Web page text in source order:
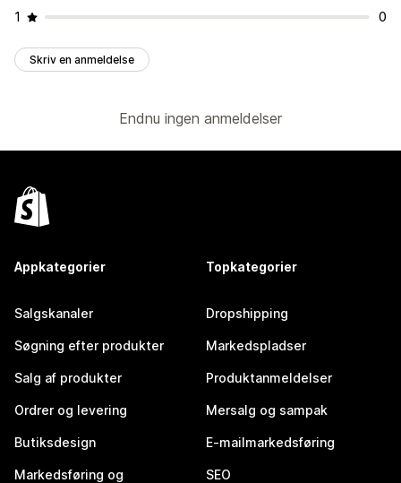
1
0
Skriv en anmeldelse
Endnu ingen anmeldelser
Appkategorier
Salgskanaler
Søgning efter produkter
Salg af produkter
Ordrer og levering
Butiksdesign
Markedsføring og
Topkategorier
Dropshipping
Markedspladser
Produktanmeldelser
Mersalg og sampak
E-mailmarkedsføring
SEO